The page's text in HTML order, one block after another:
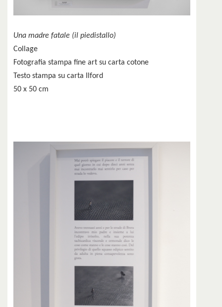
Una madre fatale (il piedistallo)
Collage
Fotografia stampa fine art su carta cotone
Testo stampa su carta Ilford
50 x 50 cm